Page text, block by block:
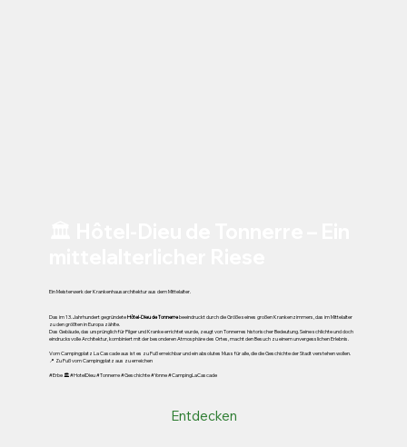
Ein Meisterwerk der Krankenhausarchitektur aus dem Mittelalter.
Das im 13. Jahrhundert gegründeteHôtel-Dieu de Tonnerrebeeindruckt durch die Größe seines großen Krankenzimmers, das im Mittelalter
zu den größten in Europa zählte.
Das Gebäude, das ursprünglich für Pilger und Kranke errichtet wurde, zeugt von Tonnerres historischer Bedeutung. Seine schlichte und doch
eindrucksvolle Architektur, kombiniert mit der besonderen Atmosphäre des Ortes, macht den Besuch zu einem unvergesslichen Erlebnis.
Vom Campingplatz La Cascade aus ist es zu Fuß erreichbar und ein absolutes Muss für alle, die die Geschichte der Stadt verstehen wollen.
📍 Zu Fuß vom Campingplatz aus zu erreichen
#Erbe 🏛️ #HotelDieu #Tonnerre #Geschichte #Yonne #CampingLaCascade
Entdecken